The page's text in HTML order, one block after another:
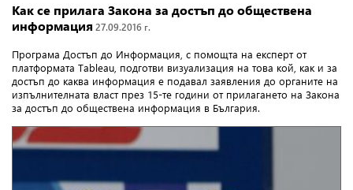
Как се прилага Закона за достъп до обществена
информация 27.09.2016 г.
Програма Достъп до Информация, с помощта на експерт от
платформата Tableau, подготви визуализация на това кой, как и за
достъп до каква информация е подавал заявления до органите на
изпълнителната власт през 15-те години от прилагането на Закона
за достъп до обществена информация в България.